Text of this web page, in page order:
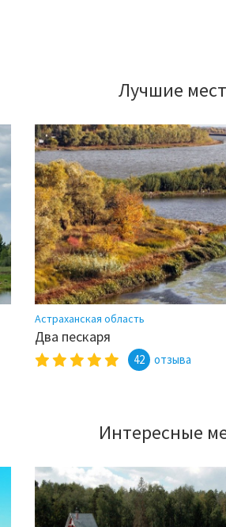
Лучшие
Астраханская область
Два пескаря
42 отзыва
Интересные